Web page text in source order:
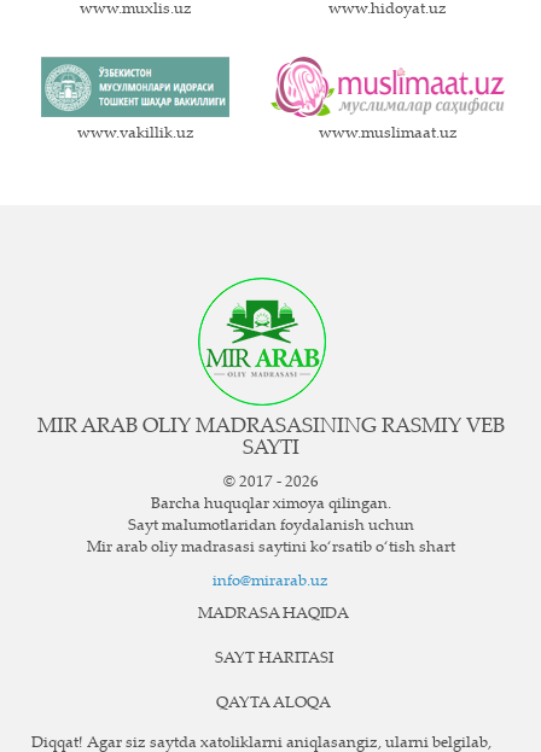
www.muxlis.uz www.hidoyat.uz
www.vakillik.uz www.muslimaat.uz
MIR ARAB OLIY MADRASASINING RASMIY VEB
SAYTI
© 2017 - 2026
Barcha huquqlar ximoya qilingan.
Sayt ma`lumotlaridan foydalanish uchun
Mir arab oliy madrasasi saytini ko‘rsatib o‘tish shart
info@mirarab.uz
MADRASA HAQIDA
SAYT HARITASI
QAYTA ALOQA
Diqqat! Agar siz saytda xatoliklarni aniqlasangiz, ularni belgilab,